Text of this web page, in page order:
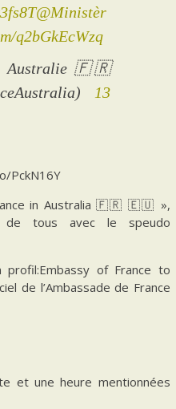
@Ministèr
q2bGkEcWzq
Australie 🇫🇷
13
PckN16Y
in Australia 🇫🇷 🇪🇺 »,
de tous avec le speudo
of France to
l’Ambassade de France
et une heure mentionnées